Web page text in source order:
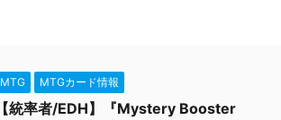
MTG MTGカード情報
【統率者/EDH】『Mystery Booster